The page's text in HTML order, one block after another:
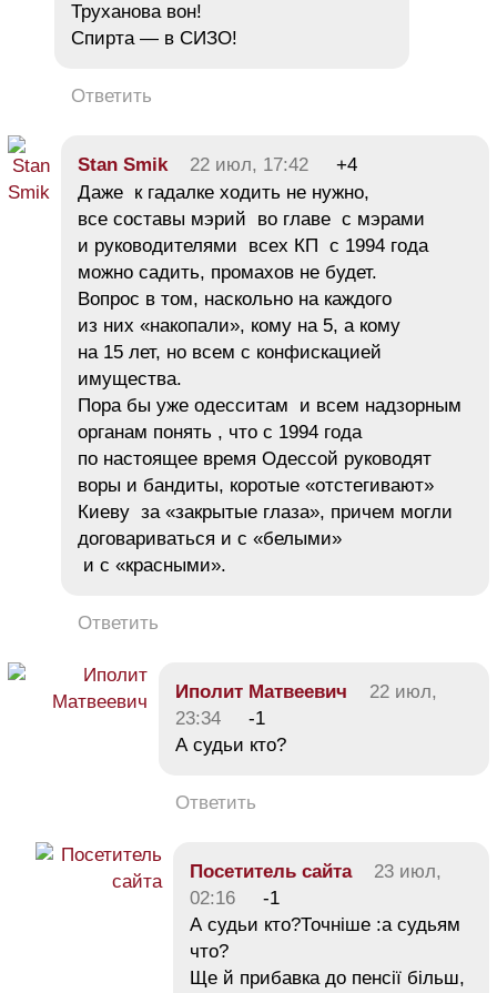
Труханова вон!
Спирта — в СИЗО!
Ответить
Stan Smik 22 июл, 17:42
+4
Даже к гадалке ходить не нужно,
все составы мэрий во главе с мэрами
и руководителями всех КП с 1994 года
можно садить, промахов не будет.
Вопрос в том, наскольно на каждого
из них «накопали», кому на 5, а кому
на 15 лет, но всем с конфискацией
имущества.
Пора бы уже одесситам и всем надзорным
органам понять , что с 1994 года
по настоящее время Одессой руководят
воры и бандиты, коротые «отстегивают»
Киеву за «закрытые глаза», причем могли
договариваться и с «белыми»
и с «красными».
Ответить
Иполит Матвеевич
22 июл,
23:34
-1
А судьи кто?
Ответить
Посетитель сайта
23 июл,
02:16
-1
А судьи кто?Точніше :а судьям
что?
Ще й прибавка до пенсії більш,